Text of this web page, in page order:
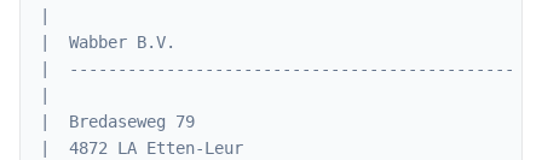
|  Wabber B.V.                                     |
|  ----------------------------------------------  |
|  Bredaseweg 79                                   |
|  4872 LA Etten-Leur                              |